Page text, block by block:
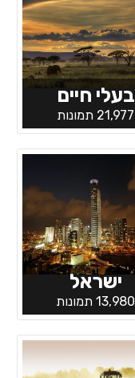
בעלי חיים
21,977 תמונות
ישראל
13,980 תמונות